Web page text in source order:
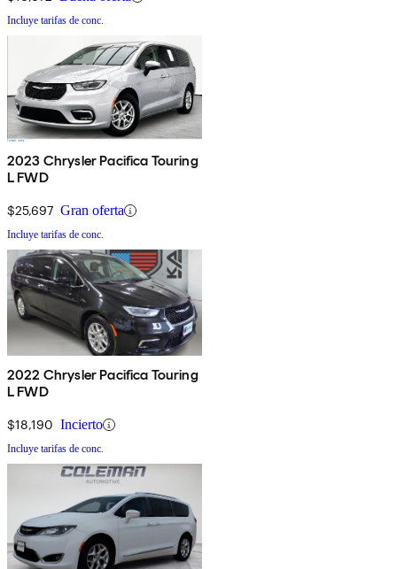
Incluye tarifas de conc.
2023 Chrysler Pacifica Touring
L FWD
$25,697 Gran oferta
Incluye tarifas de conc.
2022 Chrysler Pacifica Touring
L FWD
$18,190 Incierto
Incluye tarifas de conc.